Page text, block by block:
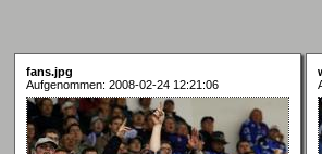
fans.jpg
Aufgenommen: 2008-02-24 12:21:06